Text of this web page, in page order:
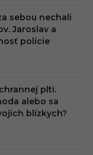
sebou nechali
Jaroslav a
polície
plti.
alebo sa
blízkych?